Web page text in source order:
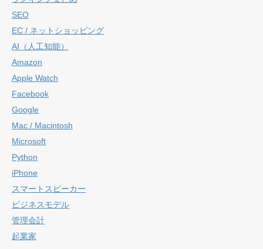
SEO
EC / ネットショッピング
AI（人工知能）
Amazon
Apple Watch
Facebook
Google
Mac / Macintosh
Microsoft
Python
iPhone
スマートスピーカー
ビジネスモデル
管理会計
起業家